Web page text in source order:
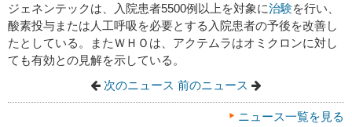
ジェネンテックは、入院患者5500例以上を対象に治験を行い、
酸素投与または人工呼吸を必要とする入院患者の予後を改善し
たとしている。またＷＨＯは、アクテムラはオミクロンに対し
ても有効との見解を示している。
次のニュース 前のニュース
ニュース一覧を見る